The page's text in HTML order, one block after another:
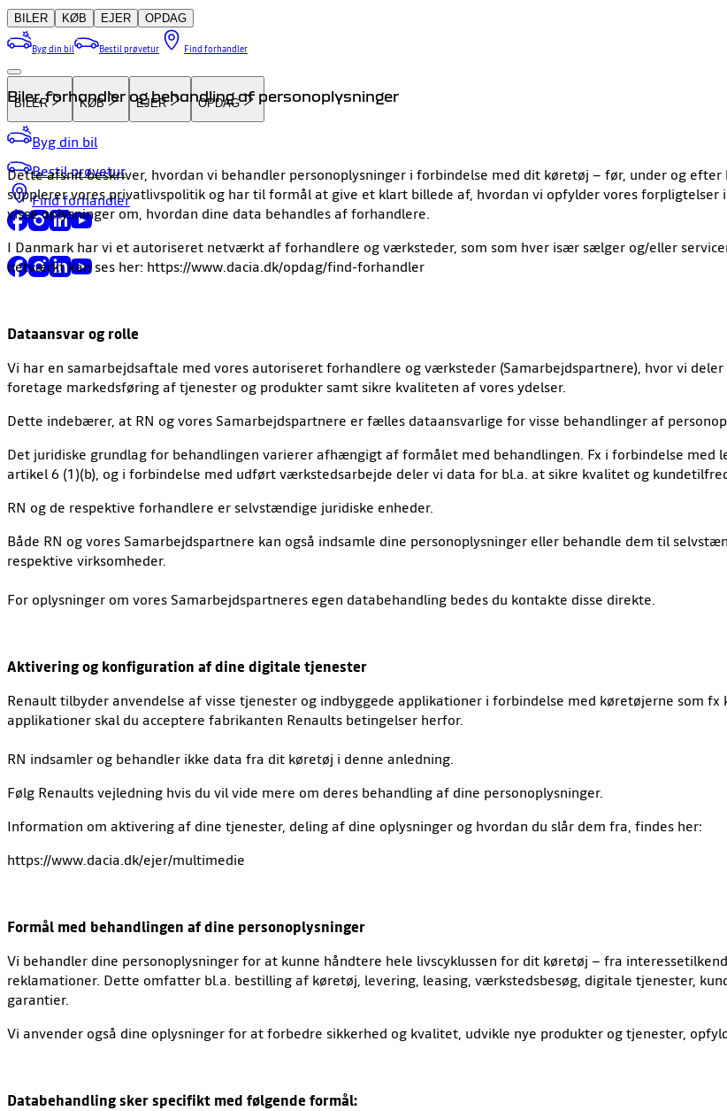
BILER KØB EJER OPDAG
Byg din bil Bestil prøvetur Find forhandler
BILER KØB EJER OPDAG
Byg din bil
Bestil prøvetur
Find forhandler
Biler, forhandler og behandling af personoplysninger
Dette afsnit beskriver, hvordan vi behandler personoplysninger i forbindelse med dit køretøj – før, under og
supplerer vores privatlivspolitik og har til formål at give et klart billede af, hvordan vi opfylder vores forpligtelser
visse oplysninger om, hvordan dine data behandles af forhandlere.
I Danmark har vi et autoriseret netværkt af forhandlere og værksteder, som som hver især sælger og/eller
netværkt kan ses her: https://www.dacia.dk/opdag/find-forhandler
Dataansvar og rolle
Vi har en samarbejdsaftale med vores autoriseret forhandlere og værksteder (Samarbejdspartnere), hvor vi
foretage markedsføring af tjenester og produkter samt sikre kvaliteten af vores ydelser.
Dette indebærer, at RN og vores Samarbejdspartnere er fælles dataansvarlige for visse behandlinger af
Det juridiske grundlag for behandlingen varierer afhængigt af formålet med behandlingen. Fx i forbindelse med
artikel 6 (1)(b), og i forbindelse med udført værkstedsarbejde deler vi data for bl.a. at sikre kvalitet og
RN og de respektive forhandlere er selvstændige juridiske enheder.
Både RN og vores Samarbejdspartnere kan også indsamle dine personoplysninger eller behandle dem til
respektive virksomheder.
For oplysninger om vores Samarbejdspartneres egen databehandling bedes du kontakte disse direkte.
Aktivering og konfiguration af dine digitale tjenester
Renault tilbyder anvendelse af visse tjenester og indbyggede applikationer i forbindelse med køretøjerne som
applikationer skal du acceptere fabrikanten Renaults betingelser herfor.
RN indsamler og behandler ikke data fra dit køretøj i denne anledning.
Følg Renaults vejledning hvis du vil vide mere om deres behandling af dine personoplysninger.
Information om aktivering af dine tjenester, deling af dine oplysninger og hvordan du slår dem fra, findes her:
https://www.dacia.dk/ejer/multimedie
Formål med behandlingen af dine personoplysninger
Vi behandler dine personoplysninger for at kunne håndtere hele livscyklussen for dit køretøj – fra
reklamationer. Dette omfatter bl.a. bestilling af køretøj, levering, leasing, værkstedsbesøg, digitale tjenester,
garantier.
Vi anvender også dine oplysninger for at forbedre sikkerhed og kvalitet, udvikle nye produkter og tjenester,
Databehandling sker specifikt med følgende formål: